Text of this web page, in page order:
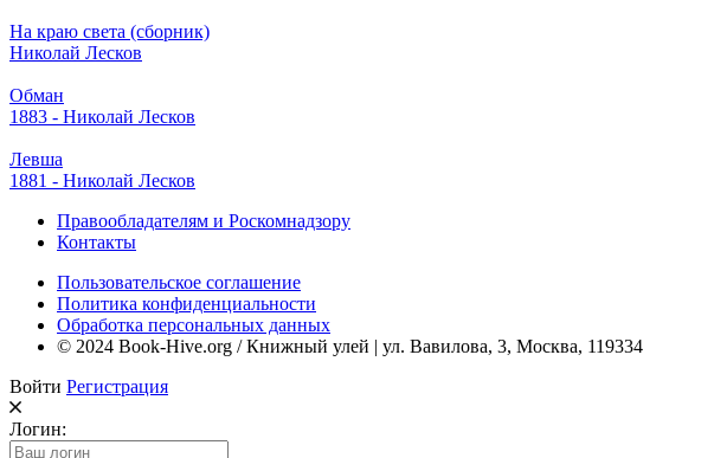
На краю света (сборник)
Николай Лесков
Обман
1883 - Николай Лесков
Левша
1881 - Николай Лесков
Правообладателям и Роскомнадзору
Контакты
Пользовательское соглашение
Политика конфиденциальности
Обработка персональных данных
© 2024 Book-Hive.org / Книжный улей | ул. Вавилова, 3, Москва, 119334
Войти Регистрация
Логин: